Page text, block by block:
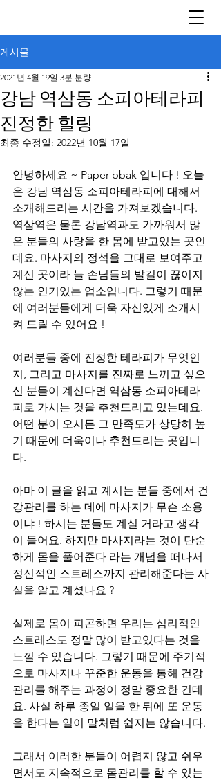
게시물
강남 역삼동 소피아테라피
진정한 힐링
2021년 4월 19일 3분 분량
최종 수정일: 2022년 10월 17일
안녕하세요 ~ Paper bbak 입니다 ! 오늘
은 강남 역삼동 소피아테라피에 대해서
소개해드리는 시간을 가져보겠습니다.
역삼역은 물론 강남역과도 가까워서 많
은 분들의 사랑을 한 몸에 받고있는 곳인
데요. 마사지의 정석을 그대로 보여주고
계신 곳이라 늘 손님들의 발길이 끊이지
않는 인기있는 업소입니다. 그렇기 때문
에 여러분들에게 더욱 자신있게 소개시
켜 드릴 수 있어요 !
여러분들 중에 진정한 테라피가 무엇인
지, 그리고 마사지를 진짜로 느끼고 싶으
신 분들이 계신다면 역삼동 소피아테라
피로 가시는 것을 추천드리고 있는데요.
어떤 분이 오시든 그 만족도가 상당히 높
기 때문에 더욱이나 추천드리는 곳입니
다.
아마 이 글을 읽고 계시는 분들 중에서 건
강관리를 하는 데에 마사지가 무슨 소용
이냐 ! 하시는 분들도 계실 거라고 생각
이 들어요. 하지만 마사지라는 것이 단순
하게 몸을 풀어준다 라는 개념을 떠나서
정신적인 스트레스까지 관리해준다는 사
실을 알고 계셨나요 ?
실제로 몸이 피곤하면 우리는 심리적인
스트레스도 정말 많이 받고있다는 것을
느낄 수 있습니다. 그렇기 때문에 주기적
으로 마사지나 꾸준한 운동을 통해 건강
관리를 해주는 과정이 정말 중요한 건데
요. 사실 하루 종일 일을 한 뒤에 또 운동
을 한다는 일이 말처럼 쉽지는 않습니다.
그래서 이러한 분들이 어렵지 않고 쉬우
면서도 지속적으로 몸관리를 할 수 있는